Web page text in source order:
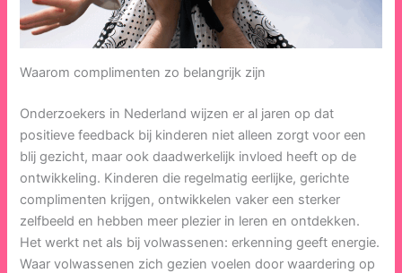
Waarom complimenten zo belangrijk zijn
Onderzoekers in Nederland wijzen er al jaren op dat
positieve feedback bij kinderen niet alleen zorgt voor een
blij gezicht, maar ook daadwerkelijk invloed heeft op de
ontwikkeling. Kinderen die regelmatig eerlijke, gerichte
complimenten krijgen, ontwikkelen vaker een sterker
zelfbeeld en hebben meer plezier in leren en ontdekken.
Het werkt net als bij volwassenen: erkenning geeft energie.
Waar volwassenen zich gezien voelen door waardering op